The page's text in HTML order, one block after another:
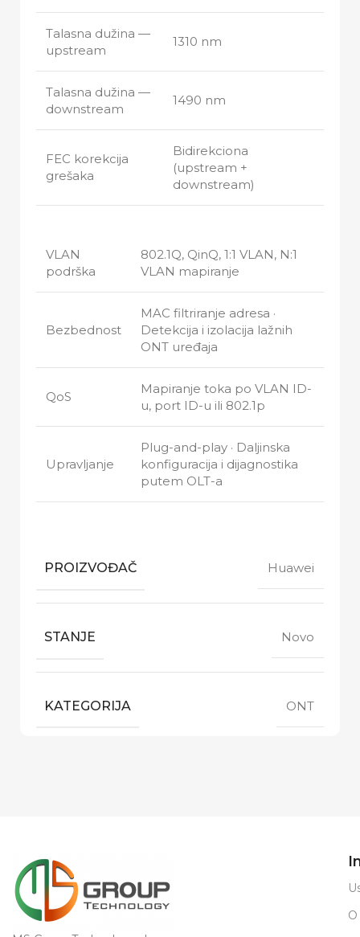
Talasna dužina —
upstream
1310 nm
Talasna dužina —
downstream
1490 nm
FEC korekcija
grešaka
Bidirekciona
(upstream +
downstream)
VLAN
podrška
802.1Q, QinQ, 1:1 VLAN, N:1
VLAN mapiranje
Bezbednost
MAC filtriranje adresa ·
Detekcija i izolacija lažnih
ONT uređaja
QoS
Mapiranje toka po VLAN ID-
u, port ID-u ili 802.1p
Upravljanje
Plug-and-play · Daljinska
konfiguracija i dijagnostika
putem OLT-a
PROIZVOĐAČ Huawei
STANJE Novo
KATEGORIJA ONT